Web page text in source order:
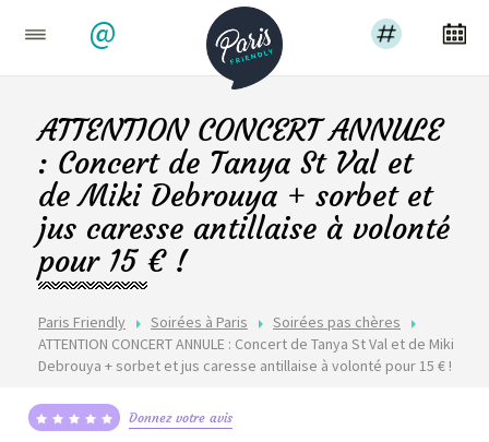
@
Paris Friendly Soirées à Paris
Soirées pas chères
ATTENTION CONCERT ANNULE : Concert de Tanya St Val et de Miki
Debrouya + sorbet et jus caresse antillaise à volonté pour 15 € !
ATTENTION CONCERT ANNULE
: Concert de Tanya St Val et
de Miki Debrouya + sorbet et
jus caresse antillaise à volonté
pour 15 € !
Donnez votre avis